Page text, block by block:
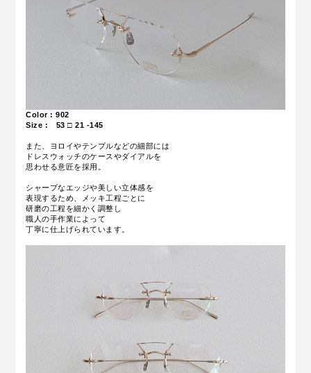
Color : 902
Size : 53 □ 21 -145
また、ヨロイやテンプルなどの細部には
ドレスウォッチのケースやダイアルを
思わせる意匠を採用。
シャープなエッジや美しい立体感を
表現するため、メッキ工程ごとに
研磨の工程を細かく調整し
職人の手作業によって
丁寧に仕上げられています。